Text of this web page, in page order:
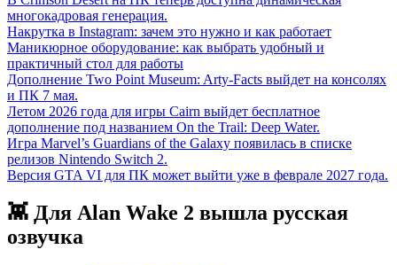
многокадровая генерация.
Накрутка в Instagram: зачем это нужно и как работает
Маникюрное оборудование: как выбрать удобный и
практичный стол для работы
Дополнение Two Point Museum: Arty-Facts выйдет на консолях
и ПК 7 мая.
Летом 2026 года для игры Cairn выйдет бесплатное
дополнение под названием On the Trail: Deep Water.
Игра Marvel’s Guardians of the Galaxy появилась в списке
релизов Nintendo Switch 2.
Версия GTA VI для ПК может выйти уже в феврале 2027 года.
👾 Для Alan Wake 2 вышла русская
озвучка